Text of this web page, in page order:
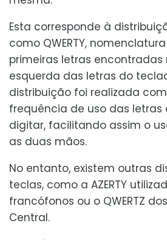
Esta corresponde à
como QWERTY,
primeiras letras encontradas
esquerda das letras do
distribuição foi realizada
frequência de uso das letras
digitar, facilitando assim o
as duas mãos.
No entanto, existem outras
teclas, como a AZERTY
francófonos ou o QWERTZ
Central.